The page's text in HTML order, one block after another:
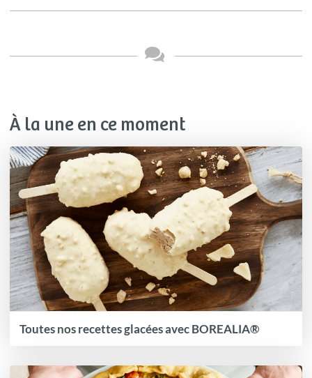
À la une en ce moment
Toutes nos recettes glacées avec BOREALIA®